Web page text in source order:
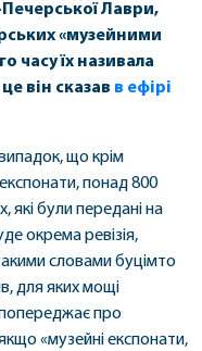
Лаври,
«музейними
часу їх називала
він сказав в ефірі
що крім
понад 800
які були передані на
окрема ревізія,
словами буцімто
для яких мощі
про
«музейні експонати,